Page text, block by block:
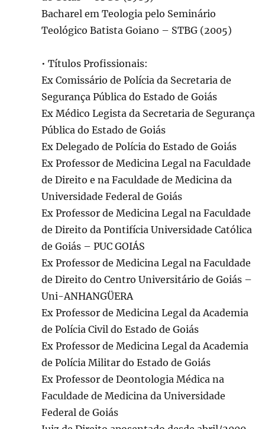
Bacharel em Teologia pelo Seminário
Teológico Batista Goiano – STBG (2005)
• Títulos Profissionais:
Ex Comissário de Polícia da Secretaria de
Segurança Pública do Estado de Goiás
Ex Médico Legista da Secretaria de Segurança
Pública do Estado de Goiás
Ex Delegado de Polícia do Estado de Goiás
Ex Professor de Medicina Legal na Faculdade
de Direito e na Faculdade de Medicina da
Universidade Federal de Goiás
Ex Professor de Medicina Legal na Faculdade
de Direito da Pontifícia Universidade Católica
de Goiás – PUC GOIÁS
Ex Professor de Medicina Legal na Faculdade
de Direito do Centro Universitário de Goiás –
Uni-ANHANGÜERA
Ex Professor de Medicina Legal da Academia
de Polícia Civil do Estado de Goiás
Ex Professor de Medicina Legal da Academia
de Polícia Militar do Estado de Goiás
Ex Professor de Deontologia Médica na
Faculdade de Medicina da Universidade
Federal de Goiás